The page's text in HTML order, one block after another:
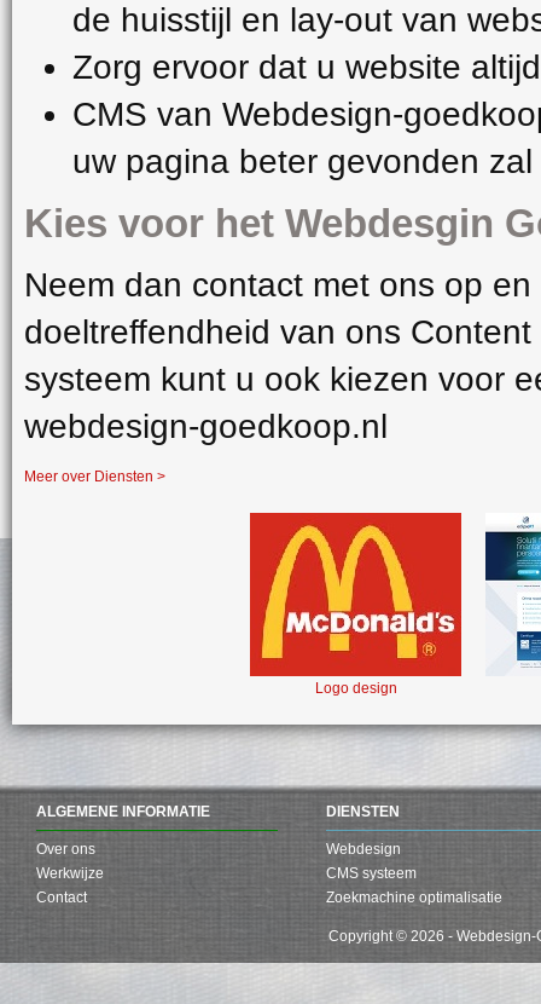
de huisstijl en lay-out van
Zorg ervoor dat u website
CMS van Webdesign-
uw pagina beter gevonden
Kies voor het Webdesgin
Neem dan contact met ons op
doeltreffendheid van ons
systeem kunt u ook kiezen voor
webdesign-goedkoop.nl
Meer over Diensten >
Logo design
ALGEMENE INFORMATIE
Over ons
Werkwijze
Contact
DIENSTEN
Webdesign
CMS systeem
Zoekmachine optimalisatie
Copyright © 2026 -